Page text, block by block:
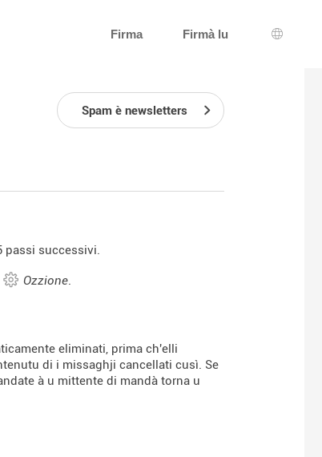
Firma Firmà lu
Spam è newsletters
passi successivi.
Ozzione.
eliminati, prima ch'elli
di i missaghji cancellati cusì. Se
à u mittente di mandà torna u